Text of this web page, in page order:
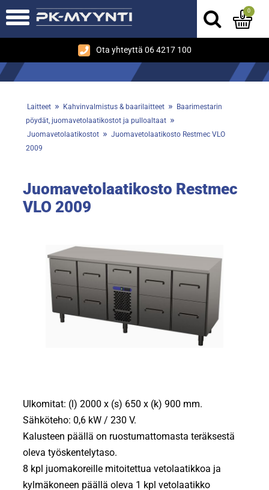
Ota yhteyttä 06 4217 100
0
Laitteet » Kahvinvalmistus & baarilaitteet »
Baarimestarin
pöydät, juomavetolaatikostot ja pulloaltaat »
Juomavetolaatikostot » Juomavetolaatikosto Restmec VLO
2009
Juomavetolaatikosto Restmec
VLO 2009
Ulkomitat: (l) 2000 x (s) 650 x (k) 900 mm.
Sähköteho: 0,6 kW / 230 V.
Kalusteen päällä on ruostumattomasta teräksestä
oleva työskentelytaso.
8 kpl juomakoreille mitoitettua vetolaatikkoa ja
kylmäkoneen päällä oleva 1 kpl vetolaatikko